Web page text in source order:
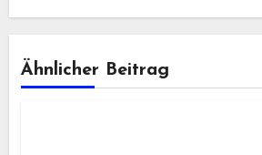
Ähnlicher Beitrag